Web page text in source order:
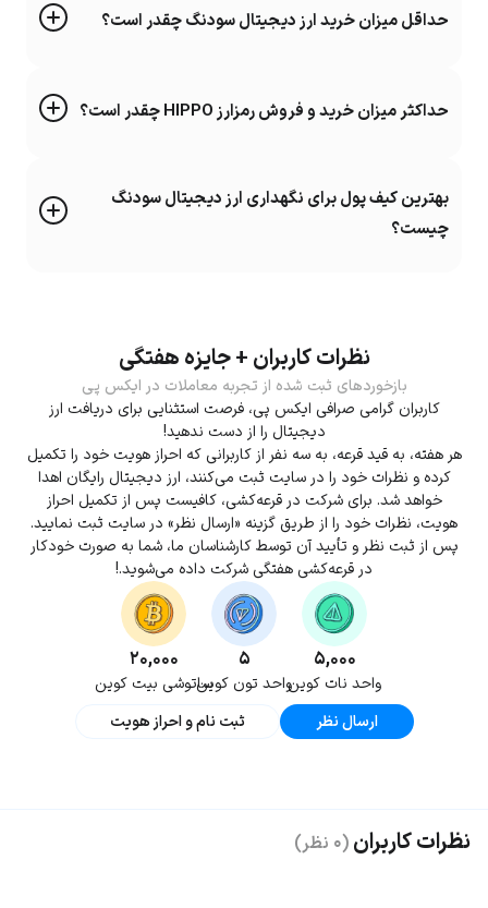
حداقل میزان خرید ارز دیجیتال سودنگ چقدر است؟
حداکثر میزان خرید و فروش رمزارز HIPPO چقدر است؟
بهترین کیف پول برای نگهداری ارز دیجیتال سودنگ
چیست؟
نظرات کاربران + جایزه هفتگی
بازخوردهای ثبت شده از تجربه معاملات در ایکس پی
کاربران گرامی صرافی ایکس پی، فرصت استثنایی برای دریافت ارز
دیجیتال را از دست ندهید!
هر هفته، به قید قرعه، به سه نفر از کاربرانی که احراز هویت خود را تکمیل
کرده و نظرات خود را در سایت ثبت می‌کنند، ارز دیجیتال رایگان اهدا
خواهد شد. برای شرکت در قرعه‌کشی، کافیست پس از تکمیل احراز
هویت، نظرات خود را از طریق گزینه «ارسال نظر» در سایت ثبت نمایید.
پس از ثبت نظر و تأیید آن توسط کارشناسان ما، شما به صورت خودکار
در قرعه‌کشی هفتگی شرکت داده می‌شوید.!
۵,۰۰۰
واحد نات کوین
۵
واحد تون کوین
۲۰,۰۰۰
ساتوشی بیت کوین
ارسال نظر
ثبت نام و احراز هویت
نظرات کاربران (۰ نظر)